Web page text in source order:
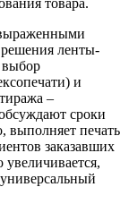
товара.
ленты-
и
–
сроки
выполняет печать
заказавших
увеличивается,